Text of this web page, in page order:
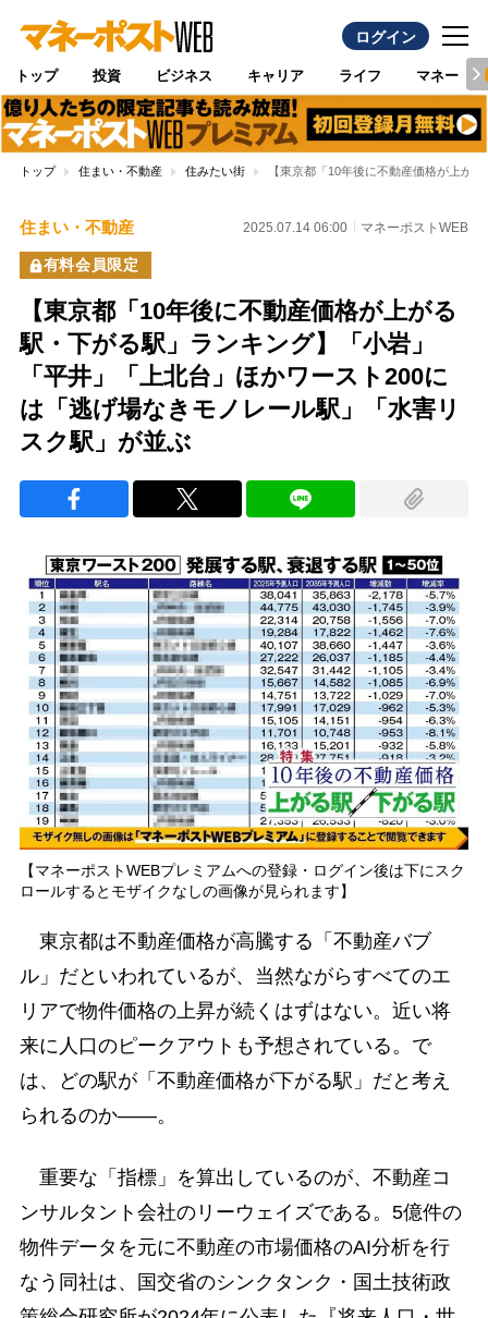
ログイン
トップ 投資 ビジネス キャリア ライフ マネー
トップ 住まい・不動産 住みたい街 【東京都「10年後に不動産価格が上が
住まい・不動産 2025.07.14 06:00 マネーポストWEB
有料会員限定
【東京都「10年後に不動産価格が上がる
駅・下がる駅」ランキング】「小岩」
「平井」「上北台」ほかワースト200に
は「逃げ場なきモノレール駅」「水害リ
スク駅」が並ぶ
【マネーポストWEBプレミアムへの登録・ログイン後は下にスク
ロールするとモザイクなしの画像が見られます】
東京都は不動産価格が高騰する「不動産バブ
ル」だといわれているが、当然ながらすべてのエ
リアで物件価格の上昇が続くはずはない。近い将
来に人口のピークアウトも予想されている。で
は、どの駅が「不動産価格が下がる駅」だと考え
られるのか――。
重要な「指標」を算出しているのが、不動産コ
ンサルタント会社のリーウェイズである。5億件の
物件データを元に不動産の市場価格のAI分析を行
なう同社は、国交省のシンクタンク・国土技術政